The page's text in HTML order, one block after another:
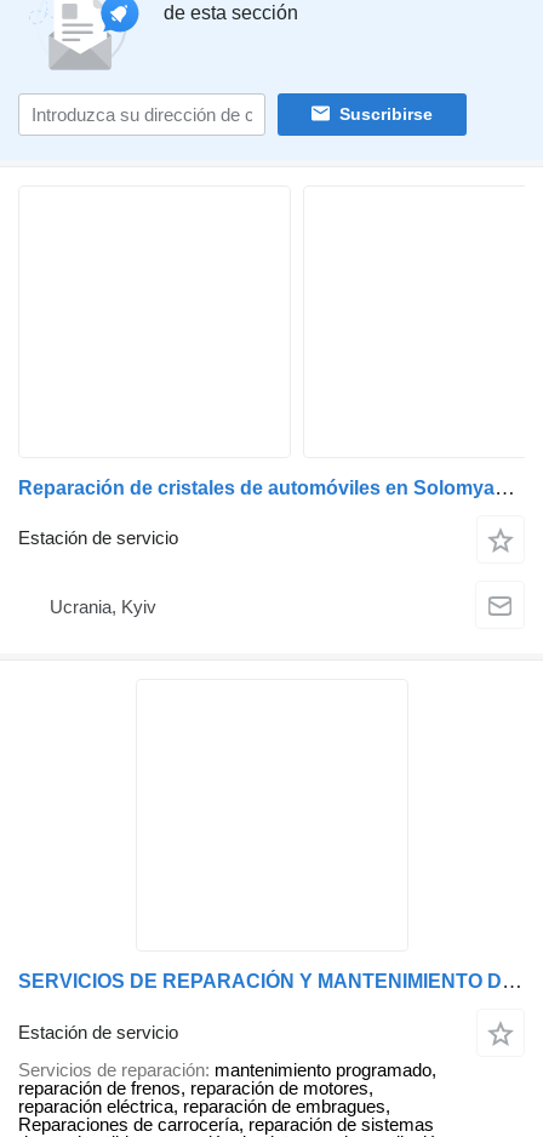
de esta sección
Suscribirse
Reparación de cristales de automóviles en Solomyanka, Kiev
Estación de servicio
Ucrania, Kyiv
SERVICIOS DE REPARACIÓN Y MANTENIMIENTO DE TODO TIPO Y MARCA DE EQUIPOS ESPECIALES DE LA EMPRESA “NOVA TECHNOLOGY”
Estación de servicio
Servicios de reparación mantenimiento programado,
reparación de frenos, reparación de motores,
reparación eléctrica, reparación de embragues,
Reparaciones de carrocería, reparación de sistemas